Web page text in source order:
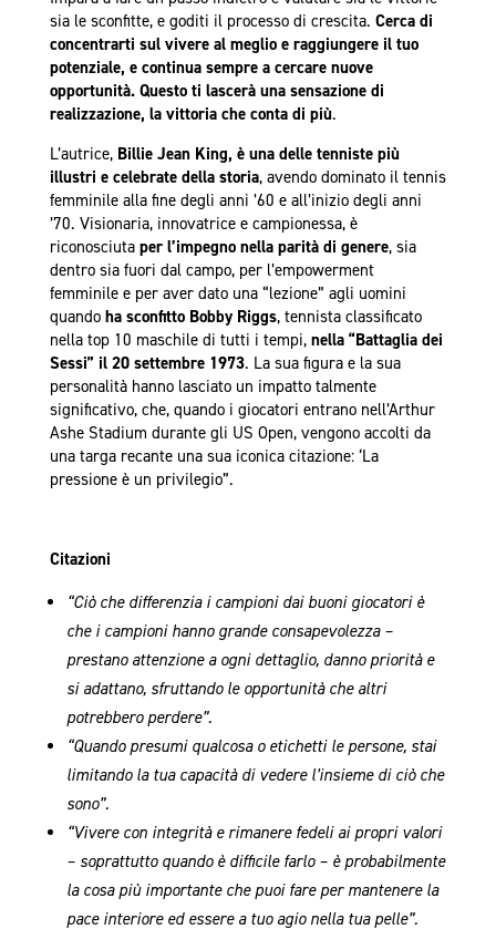
sia le sconfitte, e goditi il processo di crescita. Cerca di
concentrarti sul vivere al meglio e raggiungere il tuo
potenziale, e continua sempre a cercare nuove
opportunità. Questo ti lascerà una sensazione di
realizzazione, la vittoria che conta di più.
L’autrice, Billie Jean King, è una delle tenniste più
illustri e celebrate della storia, avendo dominato il tennis
femminile alla fine degli anni ’60 e all’inizio degli anni
’70. Visionaria, innovatrice e campionessa, è
riconosciuta per l’impegno nella parità di genere, sia
dentro sia fuori dal campo, per l’empowerment
femminile e per aver dato una “lezione” agli uomini
quandoha sconfitto Bobby Riggs, tennista classificato
nella top 10 maschile di tutti i tempi, nella “Battaglia dei
Sessi” il 20 settembre 1973. La sua figura e la sua
personalità hanno lasciato un impatto talmente
significativo, che, quando i giocatori entrano nell’Arthur
Ashe Stadium durante gli US Open, vengono accolti da
una targa recante una sua iconica citazione: ‘La
pressione è un privilegio”.
Citazioni
“Ciò che differenzia i campioni dai buoni giocatori è
che i campioni hanno grande consapevolezza –
prestano attenzione a ogni dettaglio, danno priorità e
si adattano, sfruttando le opportunità che altri
potrebbero perdere”.
“Quando presumi qualcosa o etichetti le persone, stai
limitando la tua capacità di vedere l’insieme di ciò che
sono”.
“Vivere con integrità e rimanere fedeli ai propri valori
– soprattutto quando è difficile farlo – è probabilmente
la cosa più importante che puoi fare per mantenere la
pace interiore ed essere a tuo agio nella tua pelle”.